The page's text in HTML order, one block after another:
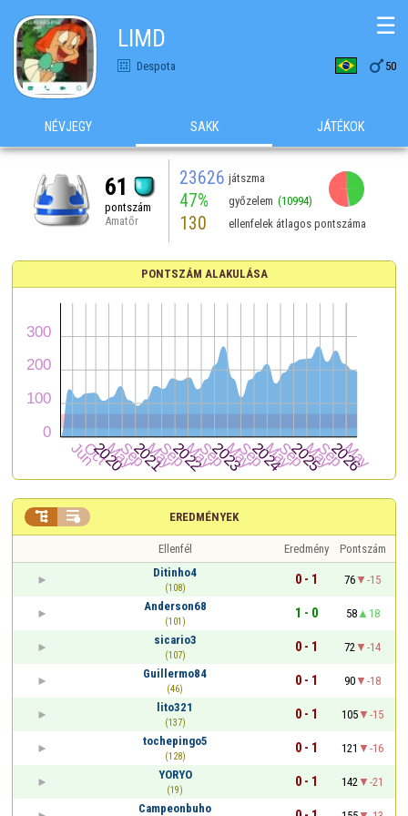
LIMD
Despota  50
☰
NÉVJEGY SAKK JÁTÉKOK
61
pontszám
Amatőr
23626 játszma
47% győzelem (10994)
130 ellenfelek átlagos pontszáma
PONTSZÁM ALAKULÁSA
EREDMÉNYEK
 
Ellenfél Eredmény
Pontszám
Ditinho4
(108)
0 - 1 76
-15
Anderson68
(101)
1 - 0 58
18
sicario3
(107)
0 - 1 72
-14
Guillermo84
(46)
0 - 1 90
-18
lito321
(137)
0 - 1 105
-15
tochepingo5
(128)
0 - 1 121
-16
YORYO
(19)
0 - 1 142
-21
Campeonbuho